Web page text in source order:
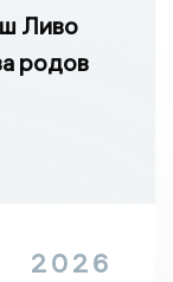
Ливо
родов
2026